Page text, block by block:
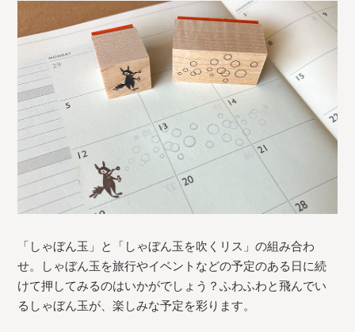
「しゃぼん玉」と「しゃぼん玉を吹くリス」の組み合わ
せ。しゃぼん玉を旅行やイベントなどの予定のある日に続
けて押してみるのはいかがでしょう？ふわふわと飛んでい
るしゃぼん玉が、楽しみな予定を彩ります。